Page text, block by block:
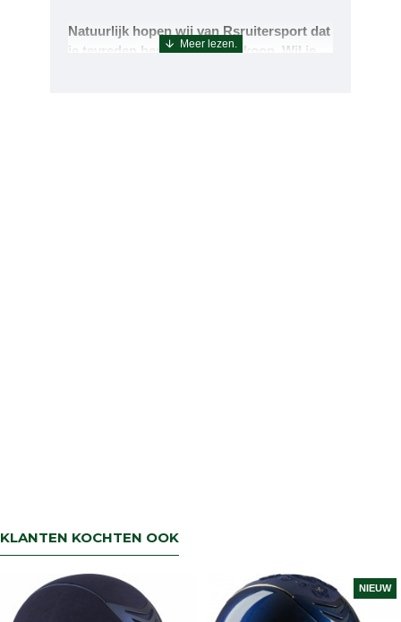
Natuurlijk hopen wij van Rsruitersport dat
je tevreden bent met uw aankoop. Wil je
KLANTEN KOCHTEN OOK
NIEUW